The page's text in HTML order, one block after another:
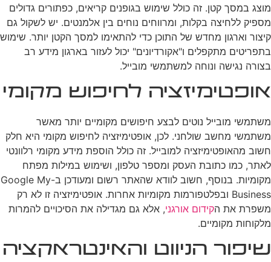
מוצג במסך קטן. זה כולל שימוש בגופנים קריאים, כפתורים גדולים
מספיק ללחיצה בקלות, ומרווחים נוחים בין אלמנטים. יש לשקול גם
קיצור וארגון מחדש של התוכן כדי להתאימו למסך הקטן יותר. שימוש
בתפריטים מתקפלים ו"אקורדיונים" יכול לעזור בארגון מידע רב
בצורה נגישה ונוחה למשתמשי מובייל.
אופטימיזציה לחיפוש מקומי
משתמשי מובייל נוטים לבצע חיפושים מקומיים יותר מאשר
משתמשי מחשב שולחני. לכן, אופטימיזציה לחיפוש מקומי היא חלק
חשוב מהאופטימיזציה למובייל. זה כולל הוספת מידע מקומי רלוונטי
לאתר, כמו כתובת העסק ומספר טלפון, ושימוש במילות מפתח
מקומיות. בנוסף, חשוב לוודא שהאתר רשום ומעודכן ב-Google My
Business ובפלטפורמות מקומיות אחרות. אופטימיזציה זו לא רק
משפרת את הקידום אורגני, אלא גם מגדילה את הסיכויים להמרות
מלקוחות מקומיים.
שיפור הניווט והאינטראקציה